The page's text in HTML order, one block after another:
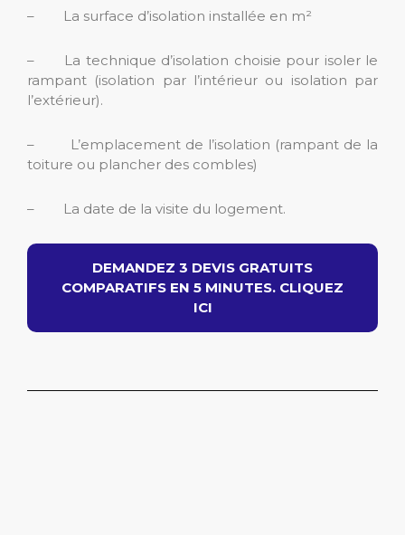
– La surface d’isolation installée en m²
– La technique d’isolation choisie pour isoler le
rampant (isolation par l’intérieur ou isolation par
l’extérieur).
– L’emplacement de l’isolation (rampant de la
toiture ou plancher des combles)
– La date de la visite du logement.
DEMANDEZ 3 DEVIS GRATUITS
COMPARATIFS EN 5 MINUTES. CLIQUEZ
ICI